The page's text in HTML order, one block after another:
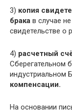
3) копия
брака в случае
свидетельстве о
4) расчетный
Сберегательном
индустриальном
компенсации.
На основании